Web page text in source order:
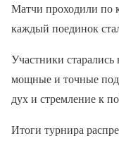
Матчи проходили по
каждый поединок
Участники
мощные и точные
дух и стремление к
Итоги турнира